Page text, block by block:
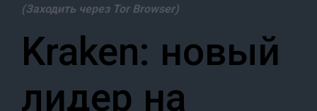
(Заходить через Tor Browser)
Kraken: новый
лидер на